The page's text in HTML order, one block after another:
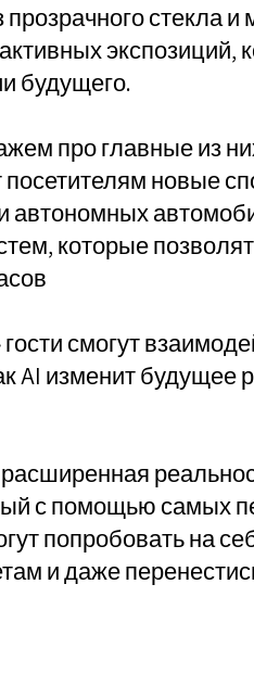
стекла и
экспозиций,
будущего.
про главные из
посетителям новые
автономных
которые
смогут
AI изменит будущее
с помощью самых
попробовать на
и даже